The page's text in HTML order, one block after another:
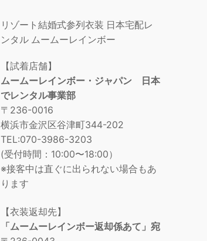
リゾート結婚式参列衣装 日本宅配レ
ンタル ムームーレインボー
【試着店舗】
ムームーレインボー・ジャパン 日本
でレンタル事業部
〒236-0016
横浜市金沢区谷津町344-202
TEL:070-3986-3203
(受付時間：10:00〜18:00）
※接客中は直ぐに出られない場合もあ
ります
【衣装返却先】
「ムームーレインボー返却係あて」宛